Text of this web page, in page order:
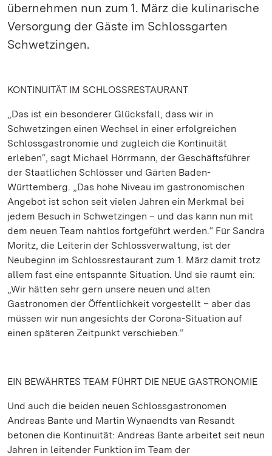
übernehmen nun zum 1. März die kulinarische
Versorgung der Gäste im Schlossgarten
Schwetzingen.
KONTINUITÄT IM SCHLOSSRESTAURANT
„Das ist ein besonderer Glücksfall, dass wir in
Schwetzingen einen Wechsel in einer erfolgreichen
Schlossgastronomie und zugleich die Kontinuität
erleben“, sagt Michael Hörrmann, der Geschäftsführer
der Staatlichen Schlösser und Gärten Baden-
Württemberg. „Das hohe Niveau im gastronomischen
Angebot ist schon seit vielen Jahren ein Merkmal bei
jedem Besuch in Schwetzingen – und das kann nun mit
dem neuen Team nahtlos fortgeführt werden.“ Für Sandra
Moritz, die Leiterin der Schlossverwaltung, ist der
Neubeginn im Schlossrestaurant zum 1. März damit trotz
allem fast eine entspannte Situation. Und sie räumt ein:
„Wir hätten sehr gern unsere neuen und alten
Gastronomen der Öffentlichkeit vorgestellt – aber das
müssen wir nun angesichts der Corona-Situation auf
einen späteren Zeitpunkt verschieben.“
EIN BEWÄHRTES TEAM FÜHRT DIE NEUE GASTRONOMIE
Und auch die beiden neuen Schlossgastronomen
Andreas Bante und Martin Wynaendts van Resandt
betonen die Kontinuität: Andreas Bante arbeitet seit neun
Jahren in leitender Funktion im Team der